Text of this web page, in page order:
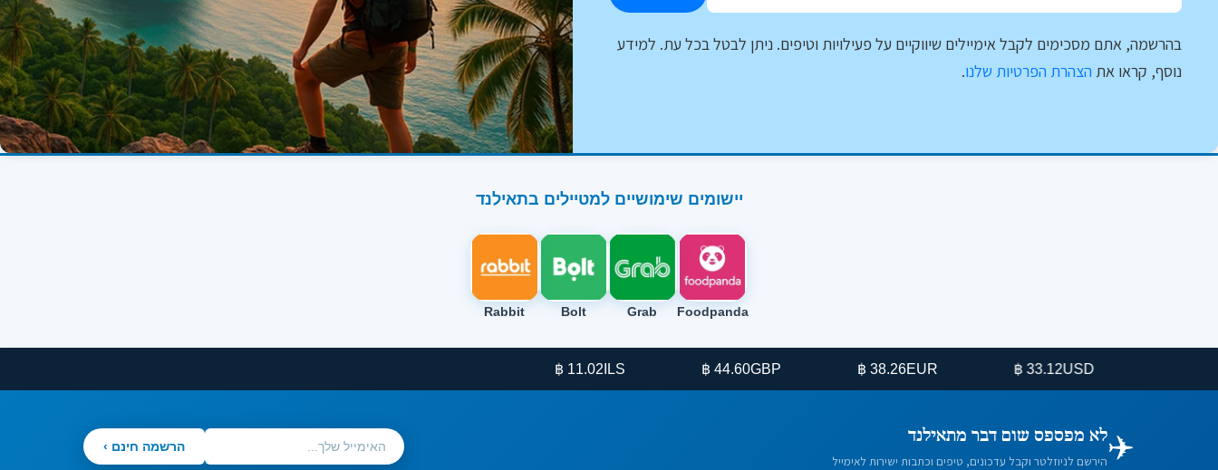
בהרשמה, אתם מסכימים לקבל אימיילים שיווקיים על פעילויות וטיפים. ניתן לבטל בכל עת. למידע
נוסף, קראו את הצהרת הפרטיות שלנו.
יישומים שימושיים למטיילים בתאילנד
Foodpanda
Grab
Bolt
Rabbit
USD
EUR
GBP
ILS
✈️לא מפספס שום דבר מתאילנד
הירשם לניוזלטר וקבל עדכונים, טיפים וכתבות ישירות לאימייל
הרשמה חינם ›